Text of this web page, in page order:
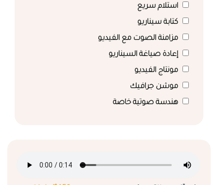
استلام سريع
كتابة سيناريو
مزامنة الصوت مع الفيديو
إعادة صياغة السيناريو
مونتاج الفيديو
موشن جرافيك
هندسة صوتية خاصة